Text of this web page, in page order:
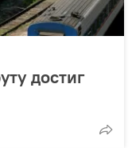
достиг